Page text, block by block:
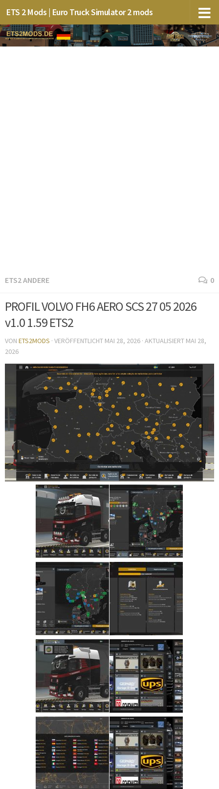
ETS 2 Mods | Euro Truck Simulator 2 mods
ETS2 ANDERE 0
PROFIL VOLVO FH6 AERO SCS 27 05 2026
v1.0 1.59 ETS2
VON ETS2MODS · VERÖFFENTLICHT MAI 28, 2026 · AKTUALISIERT MAI 28,
2026